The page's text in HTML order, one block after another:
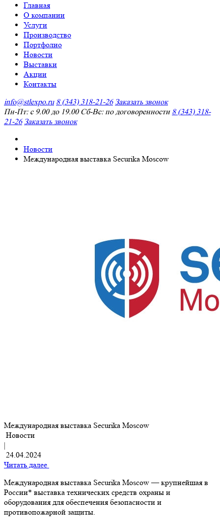
Главная
О компании
Услуги
Производство
Портфолио
Новости
Выставки
Акции
Контакты
info@stlexpo.ru 8 (343) 318-21-26 Заказать звонок
Пн-Пт: с 9.00 до 19.00 Сб-Вс: по договоренности 8 (343) 318-
21-26 Заказать звонок
Новости
Международная выставка Securika Moscow
Международная выставка Securika Moscow
Новости
|
24.04.2024
Читать далее
Международная выставка Securika Moscow — крупнейшая в
России* выставка технических средств охраны и
оборудования для обеспечения безопасности и
противопожарной защиты.